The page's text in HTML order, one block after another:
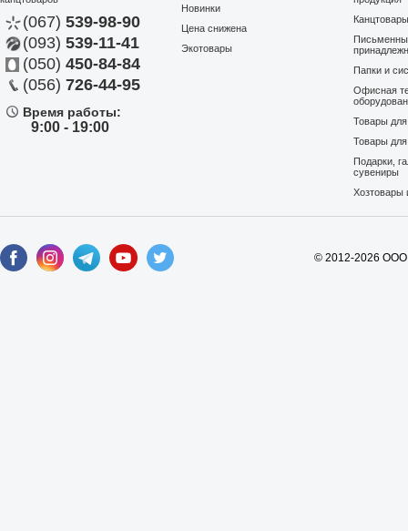
(067) 539-98-90
(093) 539-11-41
(050) 450-84-84
(056) 726-44-95
Время работы:
9:00 - 19:00
Новинки
Цена снижена
Экотовары
Папки и
Офисная
Товары
Товары
Подарки,
сувениры
Хозтовары
© 2012-2026